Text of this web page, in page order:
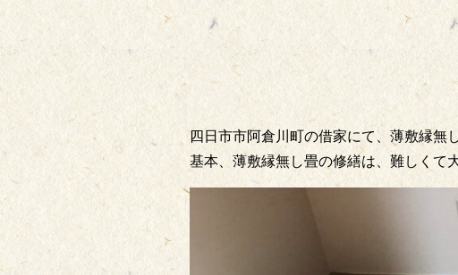
四日市市阿倉川町の借家にて、薄敷縁無
基本、薄敷縁無し畳の修繕は、難しくて